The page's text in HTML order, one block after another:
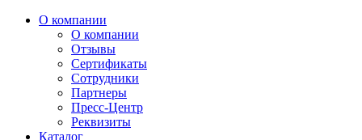
О компании
О компании
Отзывы
Сертификаты
Сотрудники
Партнеры
Пресс-Центр
Реквизиты
Каталог